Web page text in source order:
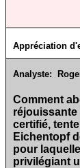
Appréciation
Analyste:
Comment
réjouissante
certifié,
Eichentopf
pour
privilégiant